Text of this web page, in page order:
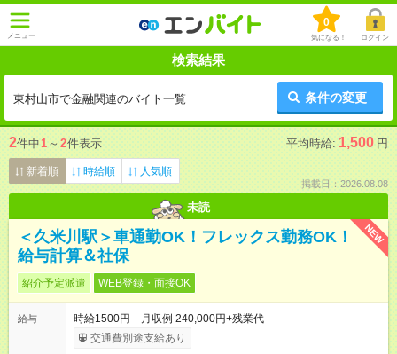
メニュー
0
気になる！ ログイン
検索結果
東村山市で金融関連のバイト一覧 条件の変更
2件中1 ～ 2件表示 平均時給: 1,500 円
新着順 時給順 人気順
掲載日：2026.08.08
未読
NEW
＜久米川駅＞車通勤OK！フレックス勤務OK！
給与計算＆社保
紹介予定派遣 WEB登録・面接OK
給与
時給1500円 月収例 240,000円+残業代
交通費別途支給あり